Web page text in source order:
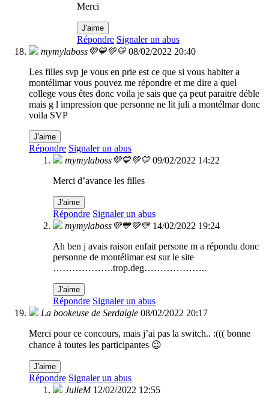
Merci
J'aime
Répondre Signaler un abus
mymylaboss💜💙💚💛 08/02/2022 20:40
Les filles svp je vous en prie est ce que si vous habiter a
montélimar vous pouvez me répondre et me dire a quel
college vous êtes donc voila je sais que ça peut paraitre déble
mais g l impression que personne ne lit juli a montélmar donc
voila SVP
J'aime
Répondre Signaler un abus
mymylaboss💜💙💚💛 09/02/2022 14:22
Merci d’avance les filles
J'aime
Répondre Signaler un abus
mymylaboss💜💙💚💛 14/02/2022 19:24
Ah ben j avais raison enfait persone m a répondu donc
personne de montélimar est sur le site
……………….trop.deg………………..
J'aime
Répondre Signaler un abus
La bookeuse de Serdaigle 08/02/2022 20:17
Merci pour ce concours, mais j’ai pas la switch.. :((( bonne
chance à toutes les participantes 😉
J'aime
Répondre Signaler un abus
JulieM 12/02/2022 12:55